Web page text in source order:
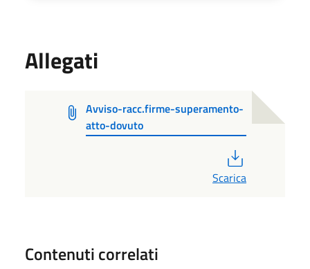
Allegati
Avviso-racc.firme-superamento-
atto-dovuto
Scarica
Contenuti correlati